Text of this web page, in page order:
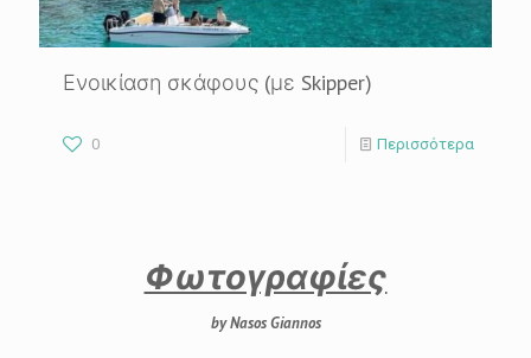
Ενοικίαση σκάφους (με Skipper)
0 Περισσότερα
Φωτογραφίες
by Nasos Giannos